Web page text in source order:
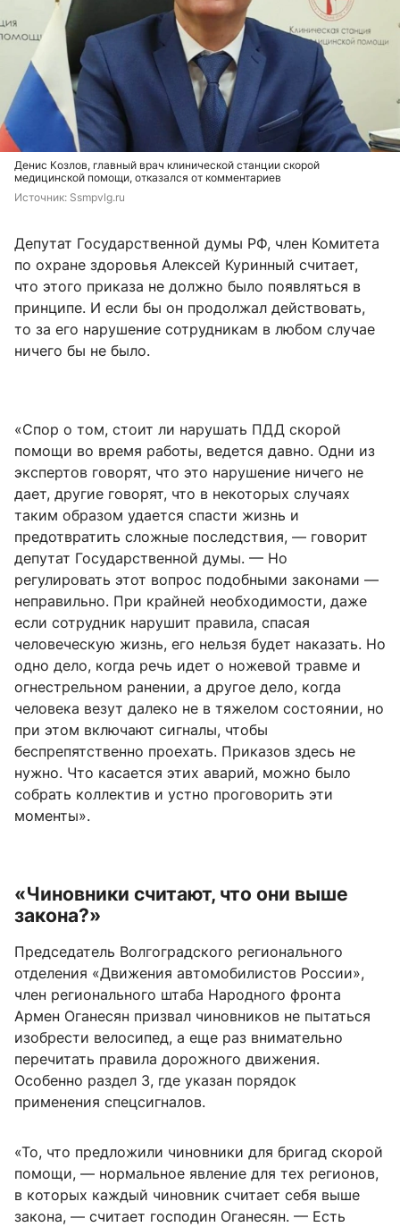
Денис Козлов, главный врач клинической станции скорой
медицинской помощи, отказался от комментариев
Источник: Ssmpvlg.ru
Депутат Государственной думы РФ, член Комитета
по охране здоровья Алексей Куринный считает,
что этого приказа не должно было появляться в
принципе. И если бы он продолжал действовать,
то за его нарушение сотрудникам в любом случае
ничего бы не было.
«Спор о том, стоит ли нарушать ПДД скорой
помощи во время работы, ведется давно. Одни из
экспертов говорят, что это нарушение ничего не
дает, другие говорят, что в некоторых случаях
таким образом удается спасти жизнь и
предотвратить сложные последствия, — говорит
депутат Государственной думы. — Но
регулировать этот вопрос подобными законами —
неправильно. При крайней необходимости, даже
если сотрудник нарушит правила, спасая
человеческую жизнь, его нельзя будет наказать. Но
одно дело, когда речь идет о ножевой травме и
огнестрельном ранении, а другое дело, когда
человека везут далеко не в тяжелом состоянии, но
при этом включают сигналы, чтобы
беспрепятственно проехать. Приказов здесь не
нужно. Что касается этих аварий, можно было
собрать коллектив и устно проговорить эти
моменты».
«Чиновники считают, что они выше
закона?»
Председатель Волгоградского регионального
отделения «Движения автомобилистов России»,
член регионального штаба Народного фронта
Армен Оганесян призвал чиновников не пытаться
изобрести велосипед, а еще раз внимательно
перечитать правила дорожного движения.
Особенно раздел 3, где указан порядок
применения спецсигналов.
«То, что предложили чиновники для бригад скорой
помощи, — нормальное явление для тех регионов,
в которых каждый чиновник считает себя выше
закона, — считает господин Оганесян. — Есть